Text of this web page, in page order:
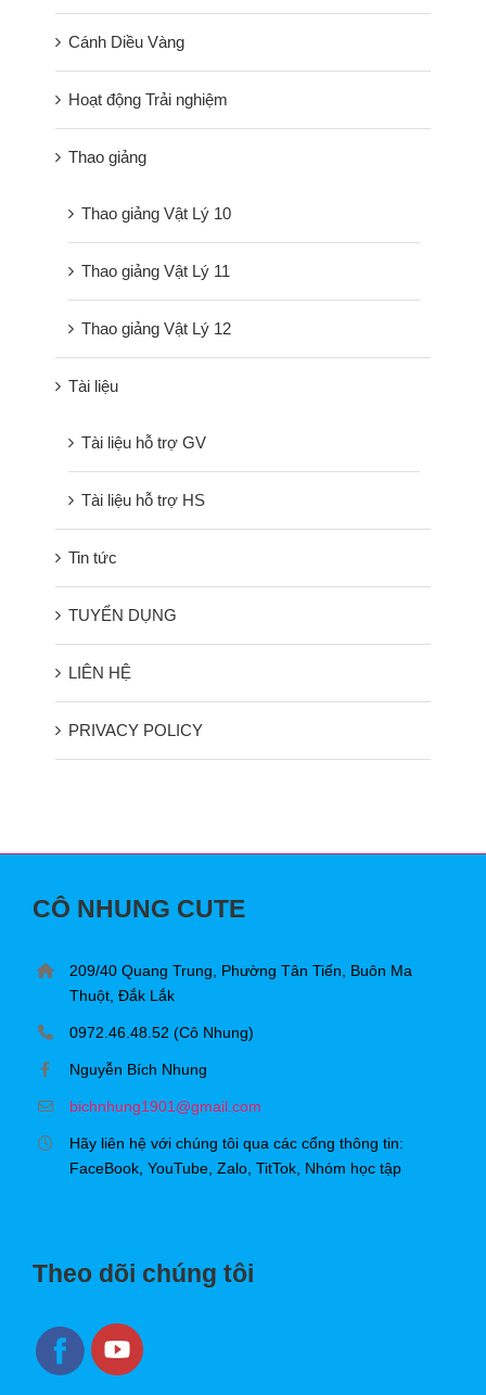
Cánh Diều Vàng
Hoạt động Trải nghiệm
Thao giảng
Thao giảng Vật Lý 10
Thao giảng Vật Lý 11
Thao giảng Vật Lý 12
Tài liệu
Tài liệu hỗ trợ GV
Tài liệu hỗ trợ HS
Tin tức
TUYỂN DỤNG
LIÊN HỆ
PRIVACY POLICY
CÔ NHUNG CUTE
209/40 Quang Trung, Phường Tân Tiến, Buôn Ma
Thuột, Đắk Lắk
0972.46.48.52 (Cô Nhung)
Nguyễn Bích Nhung
bichnhung1901@gmail.com
Hãy liên hệ với chúng tôi qua các cổng thông tin:
FaceBook, YouTube, Zalo, TitTok, Nhóm học tập
Theo dõi chúng tôi